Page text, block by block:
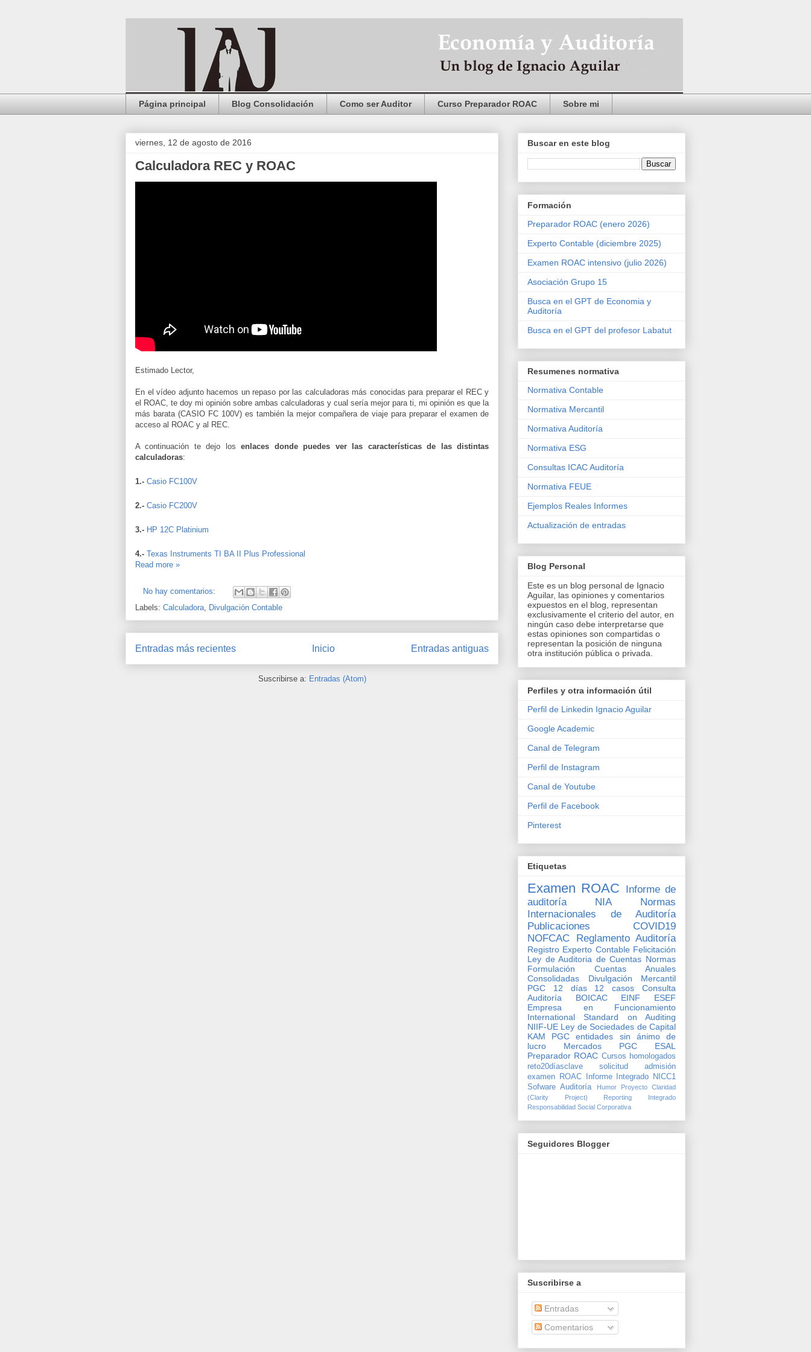
Página principal Blog Consolidación Como ser Auditor Curso Preparador ROAC Sobre mi
viernes, 12 de agosto de 2016
Calculadora REC y ROAC
Estimado Lector,
En el vídeo adjunto hacemos un repaso por las calculadoras más conocidas para preparar el REC y
el ROAC, te doy mi opinión sobre ambas calculadoras y cual sería mejor para ti, mi opinión es que la
más barata (CASIO FC 100V) es también la mejor compañera de viaje para preparar el examen de
acceso al ROAC y al REC.
A continuación te dejo losenlaces donde puedes ver las características de las distintas
calculadoras:
1.- Casio FC100V
2.- Casio FC200V
3.- HP 12C Platinium
4.- Texas Instruments TI BA II Plus Professional
Read more »
No hay comentarios:
Labels: Calculadora Divulgación Contable
Entradas más recientes Entradas antiguas
Inicio
Suscribirse a: Entradas (Atom)
Buscar en este blog
Formación
Preparador ROAC (enero 2026)
Experto Contable (diciembre 2025)
Examen ROAC intensivo (julio 2026)
Asociación Grupo 15
Busca en el GPT de Economia y
Auditoría
Busca en el GPT del profesor Labatut
Resumenes normativa
Normativa Contable
Normativa Mercantil
Normativa Auditoría
Normativa ESG
Consultas ICAC Auditoría
Normativa FEUE
Ejemplos Reales Informes
Actualización de entradas
Blog Personal
Este es un blog personal de Ignacio
Aguilar, las opiniones y comentarios
expuestos en el blog, representan
exclusivamente el criterio del autor, en
ningún caso debe interpretarse que
estas opiniones son compartidas o
representan la posición de ninguna
otra institución pública o privada.
Perfiles y otra información útil
Perfil de Linkedin Ignacio Aguilar
Google Academic
Canal de Telegram
Perfil de Instagram
Canal de Youtube
Perfil de Facebook
Pinterest
Etiquetas
Examen ROAC
Informe de
auditoría
NIA
Normas
Internacionales de Auditoría
Publicaciones
COVID19
NOFCAC
Reglamento Auditoría
Registro Experto Contable Felicitación
Ley de Auditoria de Cuentas Normas
Formulación Cuentas Anuales
Consolidadas
Divulgación Mercantil
PGC
12 días 12 casos
Consulta
Auditoría BOICAC
EINF
ESEF
Empresa en Funcionamiento
International Standard on Auditing
NIIF-UE Ley de Sociedades de Capital
KAM
PGC entidades sin ánimo de
lucro
Mercados
PGC ESAL
Preparador ROAC Cursos homologados
reto20díasclave
solicitud admisión
examen ROAC
Informe Integrado
NICC1
Sofware Auditoría
Humor
Proyecto Claridad
(Clarity Project)
Reporting Integrado
Responsabilidad Social Corporativa
Seguidores Blogger
Suscribirse a
Entradas
Comentarios